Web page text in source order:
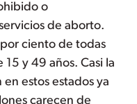
o
de aborto.
ciento de todas
15 y 49 años. Casi la
estos estados ya
carecen de